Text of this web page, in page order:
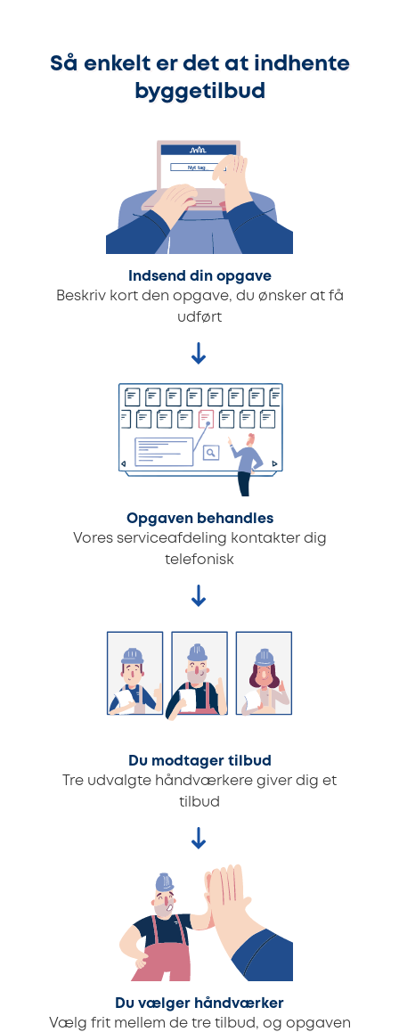
Så enkelt er det at indhente
byggetilbud
Indsend din opgave
Beskriv kort den opgave, du ønsker at få
udført
Opgaven behandles
Vores serviceafdeling kontakter dig
telefonisk
Du modtager tilbud
Tre udvalgte håndværkere giver dig et
tilbud
Du vælger håndværker
Vælg frit mellem de tre tilbud, og opgaven